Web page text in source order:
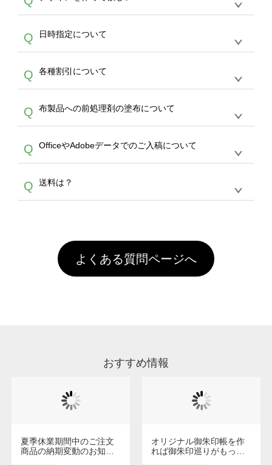
サービスよりも低価格で製作することが可能で
す。
写真などもアップロード可能です。使用できな
い画像はエラーになります。（※ Illustratorか
らの直接入稿には対応していません。AIで保存
し、デザインツールからアップロードして下さ
い）
文のみ受け付けております。30個以上のご製
作をお考えの方は、サポートが担当するエコバ
スをご利用頂ければ、電話やFAX、メールなど
でご注文が可能です。
A
を作って欲しい。などの場合は、製作数量が
30個以上であれば、サポート担当が、デザイ
バッグコンシェル
サー
ビスをご利用ください。(※ 30個以下の場合
は、デザインツールをご利用ください)
Q 日時指定について
A
ん。発送後18時以降に配送業者・伝票番号を
メールでお知らせいたしますので、直接配送業
者にご連絡いただき調整をお願い致します。
Q 各種割引について
A
カート内で自動的に割引(最大50%)が適用され
ます。 【付与ポイント】購入金額の1％が1ポ
イントとして付与され、次回ご注文時に1ポイ
ント＝1円としてお使いいただけます。ポイン
トは発送完了の翌日に付与され、次回ご注文時
からご利用頂けます。ポイントの有効期限は一
年間です。【会員ランク】過去10カ月のご注
文回数により会員ランク割引(最大5%)が適用
頂いても、ログインがされていなければ、ラン
クにカウントがされません。
Q 布製品への前処理剤の塗布について
A
意点（前処理剤）】カラー生地（Tシャツのホ
ワイト、トートバッグのナチュラル、ホワイト
といって、プリントを定着させるための処理剤
を塗布しており、短納期・低価格で商品をお届
害な性質で、水洗いで落とすことが可能です。
お手数ですが、お客様ご自身にて着用前に落と
していただけますようお願いいたします。※1
通常注文・直送機能でのご注文に関わらず、前
Q OfficeやAdobeデータでのご入稿について
A
ません。いずれのデータも該当デザインのみ画
像(JPEG,PNG,GIF,PDF)に変換、またはAdobe
Q 送料は？
引」などによるお値引きで4,000円未満になる
場合は送料がかかりますので、ご注意くださ
い。
よくある質問ページへ
おすすめ情報
夏季休業期間中のご注文
商品の納期変動のお知ら
オリジナル御朱印帳を作
れば御朱印巡りがもっと